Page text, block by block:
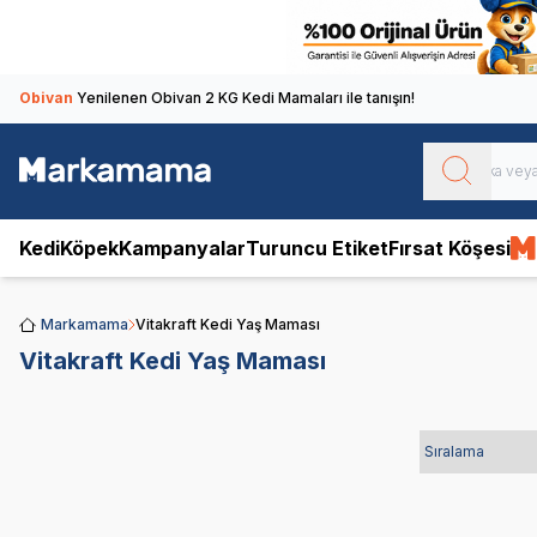
Obivan Yenilenen Obivan 2 KG Kedi Mamaları ile tanışın!
KediKöpekKampanyalarTuruncu EtiketFırsat Köşesi
Markamama Vitakraft Kedi Yaş Maması
Vitakraft Kedi Yaş Maması